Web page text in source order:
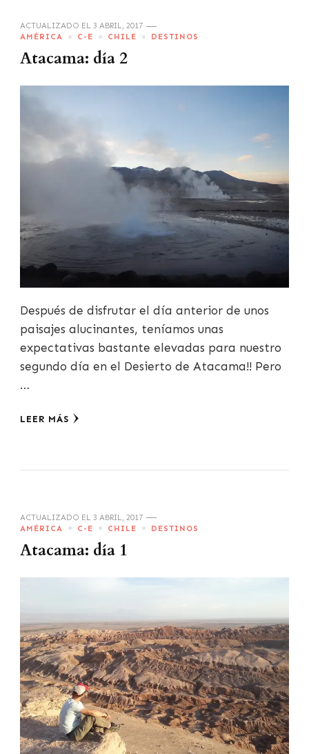
ACTUALIZADO EL 3 ABRIL, 2017
AMÉRICA
C-E CHILE DESTINOS
Atacama: día 2
Después de disfrutar el día anterior de unos
paisajes alucinantes, teníamos unas
expectativas bastante elevadas para nuestro
segundo día en el Desierto de Atacama!! Pero
…
LEER MÁS
ACTUALIZADO EL 3 ABRIL, 2017
AMÉRICA
C-E CHILE DESTINOS
Atacama: día 1